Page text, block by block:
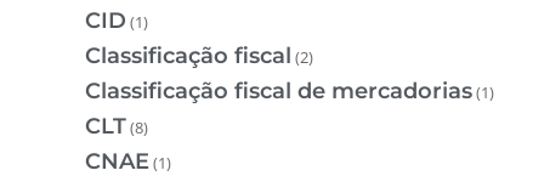
CID (1)
Classificação fiscal (2)
Classificação fiscal de mercadorias(1)
CLT(8)
CNAE(1)